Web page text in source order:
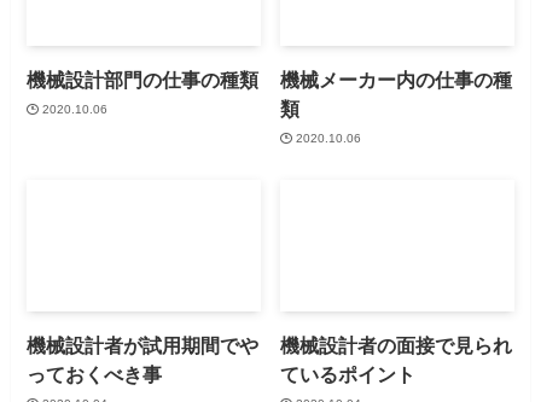
機械設計部門の仕事の種類
2020.10.06
機械メーカー内の仕事の種
類
2020.10.06
機械設計者が試用期間でや
っておくべき事
機械設計者の面接で見られ
ているポイント